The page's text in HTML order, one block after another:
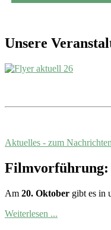
Unsere
Aktuelles - zum
Filmvorführung:
Am 20. Oktober gibt es in
Weiterlesen ...